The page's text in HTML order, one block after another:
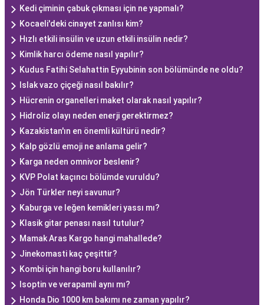
Kedi çiminin çabuk çıkması için ne yapmalı?
Kocaeli'deki cinayet zanlısı kim?
Hızlı etkili insülin ve uzun etkili insülin nedir?
Kimlik harcı ödeme nasıl yapılır?
Kudus Fatihi Selahattin Eyyubinin son bölümünde ne oldu?
Islak vazo çiçeği nasıl bakılır?
Hücrenin organelleri maket olarak nasıl yapılır?
Hidroliz olayı neden enerji gerektirmez?
Kazakistan'ın en önemli kültürü nedir?
Kalp gözlü emoji ne anlama gelir?
Karga neden omnivor beslenir?
KVP Polat kaçıncı bölümde vuruldu?
Jön Türkler neyi savunur?
Kaburga ve leğen kemikleri yassı mı?
Klasik gitar penası nasıl tutulur?
Mamak Aras Kargo hangi mahallede?
Jinekomasti kaç çeşittir?
Kombi için hangi boru kullanılır?
Isoptin ve verapamil aynı mı?
Honda Dio 1000 km bakımı ne zaman yapılır?